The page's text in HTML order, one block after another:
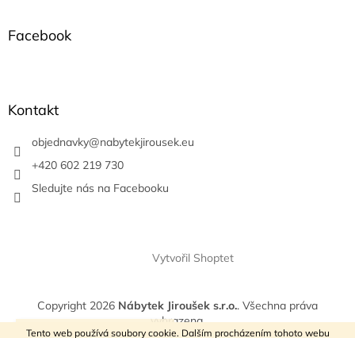
Tento web používá soubory cookie. Dalším procházením tohoto webu
VÍTEJTE V NAŠEM E-SHOPU
Facebook
Kontakt
objednavky@nabytekjirousek.eu
+420 602 219 730
Sledujte nás na Facebooku
Vytvořil Shoptet
Copyright 2026 Nábytek Jiroušek s.r.o.. Všechna práva
vyhrazena.